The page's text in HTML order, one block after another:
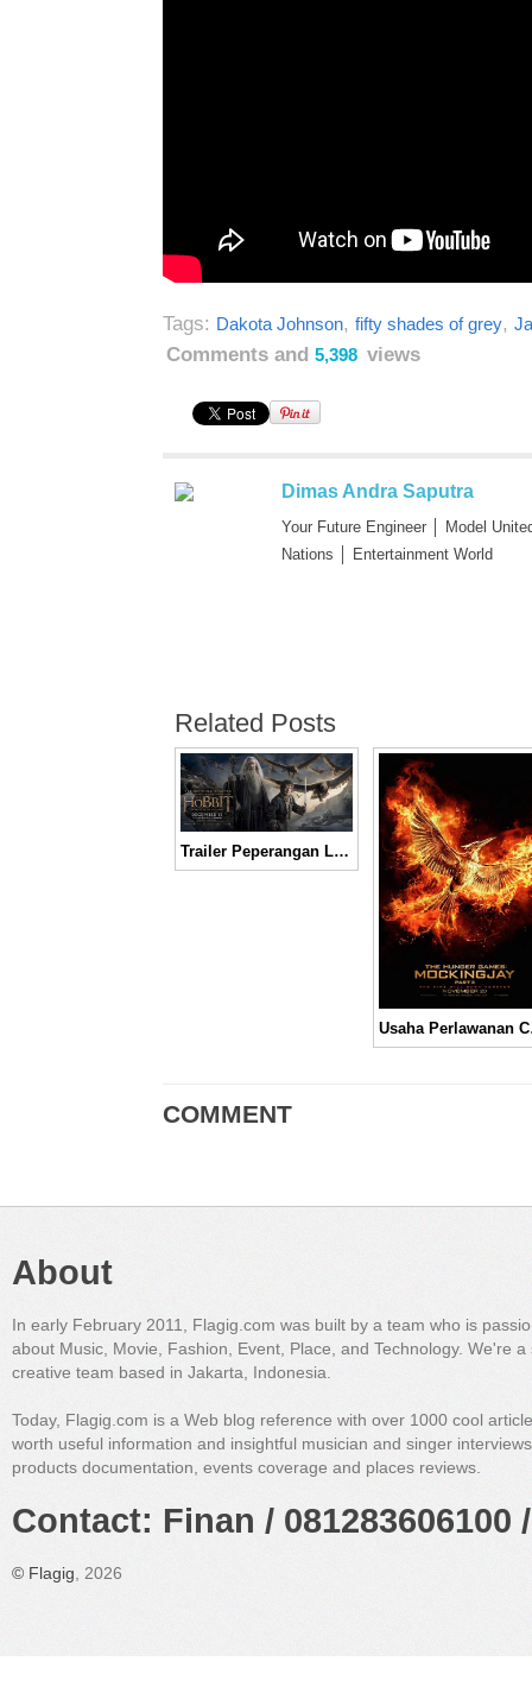
Tags: Dakota Johnson, fifty shades of grey,
Comments and 5,398 views
Dimas Andra Saputra
Your Future Engineer │ Model
Nations │ Entertainment World
Related Posts
Trailer Peperangan Luar Biasa Epik “The Hobbit: The Battle of The Five Armies” │ Movie Trailer
Usaha
COMMENT
About
In early February 2011, Flagig.com was built by a team who is
about Music, Movie, Fashion, Event, Place, and Technology. We're a
creative team based in Jakarta, Indonesia.
Today, Flagig.com is a Web blog reference with over 1000 cool
worth useful information and insightful musician and singer
products documentation, events coverage and places reviews.
Contact: Finan /
© Flagig , 2026